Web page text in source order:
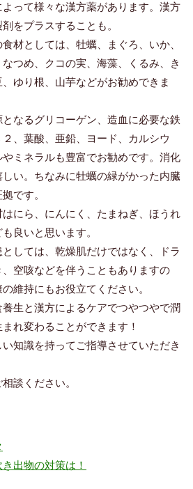
って様々な漢方薬があります。漢方
をプラスすることも。
材としては、牡蠣、まぐろ、いか、
つめ、クコの実、海藻、くるみ、き
ゆり根、山芋などがお勧めできま
なるグリコーゲン、造血に必要な鉄
、葉酸、亜鉛、ヨード、カルシウ
ミネラルも豊富でお勧めです。消化
い。ちなみに牡蠣の緑がかった内臓
です。
にら、にんにく、たまねぎ、ほうれ
良いと思います。
しては、乾燥肌だけではなく、ドラ
空咳などを伴うこともありますの
維持にもお役立てください。
生と漢方によるケアでつやつやで潤
れ変わることができます！
知識を持ってご指導させていただき
談ください。
出物の対策は！